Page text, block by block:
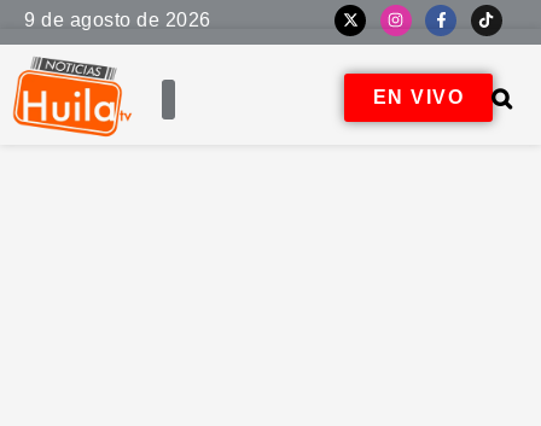
9 de agosto de 2026
EN VIVO